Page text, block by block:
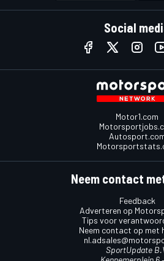
Social
Motor1.com
Neem contact
Feedback
Adverteren op
Tips voor
Neem contact op met
SportUpdate